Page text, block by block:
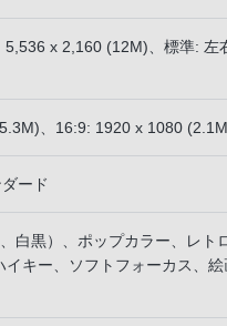
x 2,160 (12M)、標準:
、16:9: 1920 x 1080
ード
白黒）、ポップカラー、レト
キー、ソフトフォーカス、絵